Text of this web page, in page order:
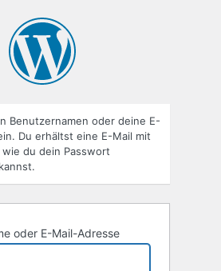
Benutzernamen oder deine E-
Du erhältst eine E-Mail mit
du dein Passwort
oder E-Mail-Adresse